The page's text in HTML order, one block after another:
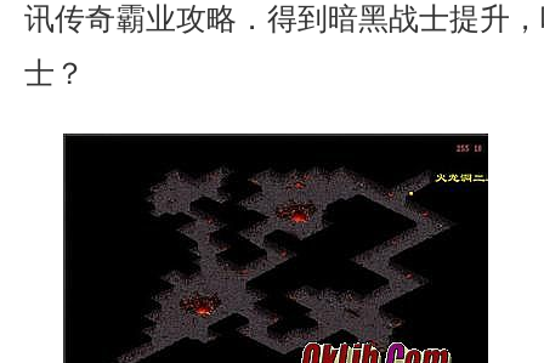
讯传奇霸业攻略．得到暗黑战士提升
士？